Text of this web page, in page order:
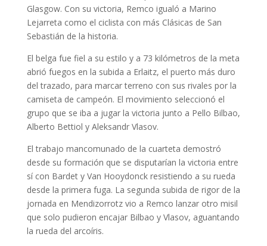
Glasgow. Con su victoria, Remco igualó a Marino
Lejarreta como el ciclista con más Clásicas de San
Sebastián de la historia.
El belga fue fiel a su estilo y a 73 kilómetros de la meta
abrió fuegos en la subida a Erlaitz, el puerto más duro
del trazado, para marcar terreno con sus rivales por la
camiseta de campeón. El movimiento seleccionó el
grupo que se iba a jugar la victoria junto a Pello Bilbao,
Alberto Bettiol y Aleksandr Vlasov.
El trabajo mancomunado de la cuarteta demostró
desde su formación que se disputarían la victoria entre
sí con Bardet y Van Hooydonck resistiendo a su rueda
desde la primera fuga. La segunda subida de rigor de la
jornada en Mendizorrotz vio a Remco lanzar otro misil
que solo pudieron encajar Bilbao y Vlasov, aguantando
la rueda del arcoíris.